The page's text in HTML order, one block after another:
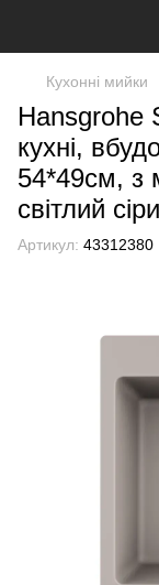
Кухонні мийки
Hansgrohe
кухні,
54*49см, з
світлий
Артикул: 43312380